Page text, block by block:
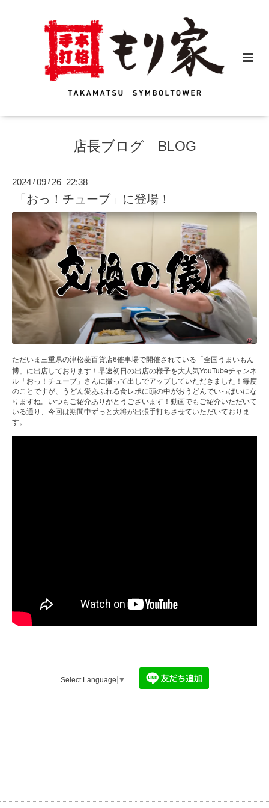
店長ブログ BLOG
2024 /09 / 26 22:38
「おっ！チューブ」に登場！
ただいま三重県の津松菱百貨店6催事場で開催されている「全国うまいもん
博」に出店しております！早速初日の出店の様子を大人気YouTubeチャンネ
ル「おっ！チューブ」さんに撮って出しでアップしていただきました！毎度
のことですが、うどん愛あふれる食レポに頭の中がおうどんでいっぱいにな
りますね。いつもご紹介ありがとうございます！動画でもご紹介いただいて
いる通り、今回は期間中ずっと大将が出張手打ちさせていただいておりま
す。
Select Language ▼